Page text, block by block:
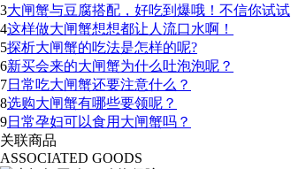
3大闸蟹与豆腐搭配，好吃到爆哦！不信你试试
4这样做大闸蟹想想都让人流口水啊！
5探析大闸蟹的吃法是怎样的呢?
6新买会来的大闸蟹为什么吐泡泡呢？
7日常吃大闸蟹还要注意什么？
8选购大闸蟹有哪些要领呢？
9日常孕妇可以食用大闸蟹吗？
关联商品
ASSOCIATED GOODS